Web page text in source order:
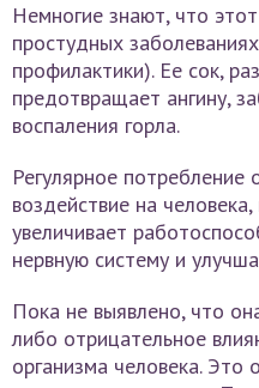
Немногие знают, что
простудных
профилактики). Ее сок,
предотвращает ангину,
воспаления горла.
Регулярное
воздействие на
увеличивает
нервную систему и
Пока не выявлено, что
либо отрицательное
организма человека. Это